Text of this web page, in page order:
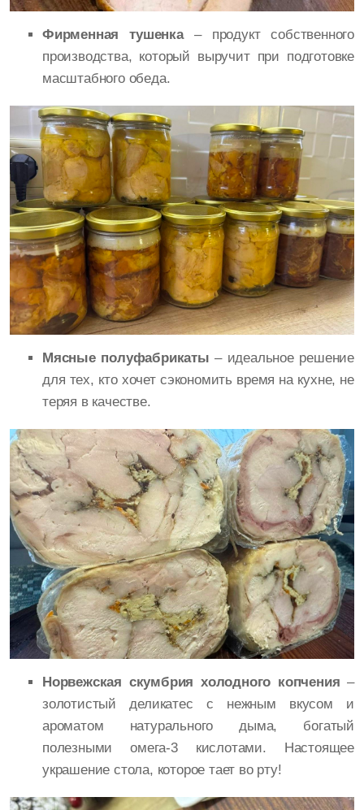
Фирменная тушенка– продукт собственного
производства, который выручит при подготовке
масштабного обеда.
Мясные полуфабрикаты – идеальное решение
для тех, кто хочет сэкономить время на кухне, не
теряя в качестве.
Норвежская скумбрия холодного копчения –
золотистый деликатес с нежным вкусом и
ароматом натурального дыма, богатый
полезными омега-3 кислотами. Настоящее
украшение стола, которое тает во рту!